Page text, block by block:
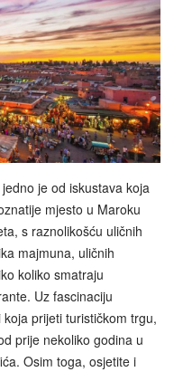
je od iskustava koja
mjesto u Maroku
s raznolikošću uličnih
majmuna, uličnih
koliko smatraju
Uz fascinaciju
prijeti turističkom trgu,
prije nekoliko godina u
Osim toga, osjetite i